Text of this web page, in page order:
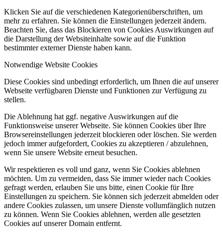
Klicken Sie auf die verschiedenen Kategorienüberschriften, um
mehr zu erfahren. Sie können die Einstellungen jederzeit ändern.
Beachten Sie, dass das Blockieren von Cookies Auswirkungen auf
die Darstellung der Websiteinhalte sowie auf die Funktion
bestimmter externer Dienste haben kann.
Notwendige Website Cookies
Diese Cookies sind unbedingt erforderlich, um Ihnen die auf unserer
Webseite verfügbaren Dienste und Funktionen zur Verfügung zu
stellen.
Die Ablehnung hat ggf. negative Auswirkungen auf die
Funktionsweise unserer Webseite. Sie können Cookies über Ihre
Browsereinstellungen jederzeit blockieren oder löschen. Sie werden
jedoch immer aufgefordert, Cookies zu akzeptieren / abzulehnen,
wenn Sie unsere Website erneut besuchen.
Wir respektieren es voll und ganz, wenn Sie Cookies ablehnen
möchten. Um zu vermeiden, dass Sie immer wieder nach Cookies
gefragt werden, erlauben Sie uns bitte, einen Cookie für Ihre
Einstellungen zu speichern. Sie können sich jederzeit abmelden oder
andere Cookies zulassen, um unsere Dienste vollumfänglich nutzen
zu können. Wenn Sie Cookies ablehnen, werden alle gesetzten
Cookies auf unserer Domain entfernt.